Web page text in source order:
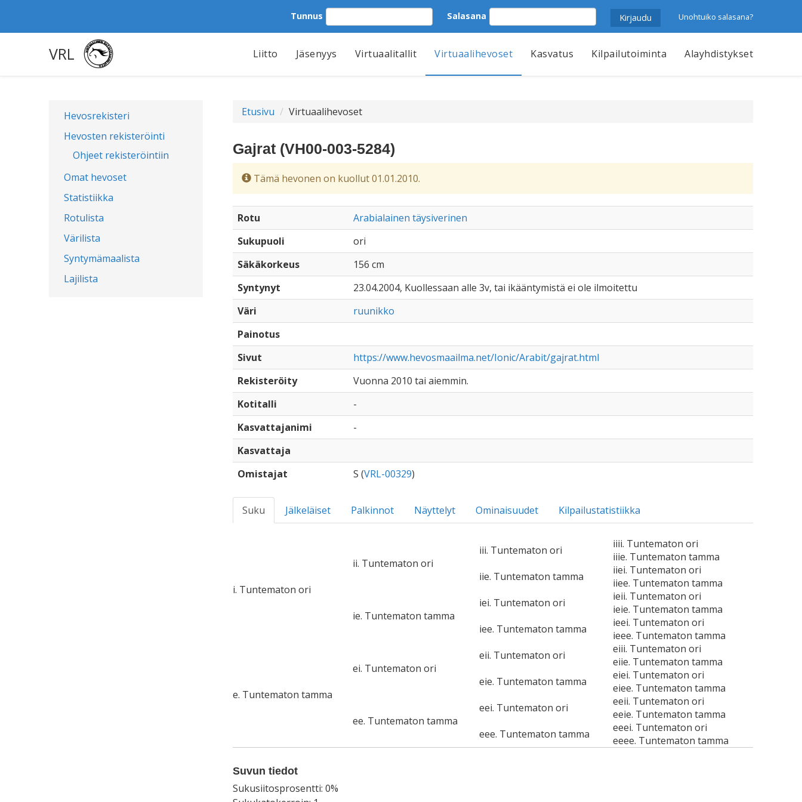
Tunnus Salasana Unohtuiko salasana?
VRL Liitto Jäsenyys Virtuaalitallit Virtuaalihevoset Kasvatus Kilpailutoiminta Alayhdistykset
Hevosrekisteri
Hevosten rekisteröinti
Ohjeet rekisteröintiin
Omat hevoset
Statistiikka
Rotulista
Värilista
Syntymämaalista
Lajilista
Etusivu Virtuaalihevoset
Gajrat (VH00-003-5284)
Tämä hevonen on kuollut 01.01.2010.
Rotu
Arabialainen täysiverinen
Sukupuoli
ori
Säkäkorkeus
156 cm
Syntynyt
23.04.2004, Kuollessaan alle 3v, tai ikääntymistä ei ole ilmoitettu
Väri
ruunikko
Painotus
Sivut
https://www.hevosmaailma.net/Ionic/Arabit/gajrat.html
Rekisteröity
Vuonna 2010 tai aiemmin.
Kotitalli
-
Kasvattajanimi
-
Kasvattaja
Omistajat
S (VRL-00329)
Suku Jälkeläiset Palkinnot Näyttelyt Ominaisuudet Kilpailustatistiikka
i. Tuntematon ori
ii. Tuntematon ori
iii. Tuntematon ori
iiii. Tuntematon ori
iiie. Tuntematon tamma
iie. Tuntematon tamma
iiei. Tuntematon ori
iiee. Tuntematon tamma
ie. Tuntematon tamma
iei. Tuntematon ori
ieii. Tuntematon ori
ieie. Tuntematon tamma
iee. Tuntematon tamma
ieei. Tuntematon ori
ieee. Tuntematon tamma
e. Tuntematon tamma
ei. Tuntematon ori
eii. Tuntematon ori
eiii. Tuntematon ori
eiie. Tuntematon tamma
eie. Tuntematon tamma
eiei. Tuntematon ori
eiee. Tuntematon tamma
ee. Tuntematon tamma
eei. Tuntematon ori
eeii. Tuntematon ori
eeie. Tuntematon tamma
eee. Tuntematon tamma
eeei. Tuntematon ori
eeee. Tuntematon tamma
Suvun tiedot
Sukusiitosprosentti: 0%